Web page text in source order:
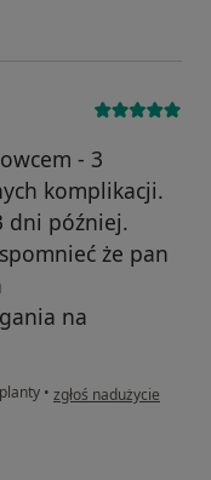
- 3
komplikacji.
dni później.
że pan
na
• w opinii użytkownika M
zgłoś nadużycie